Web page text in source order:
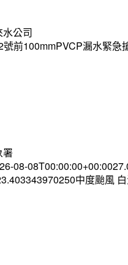
公司
前100mmPVCP漏水緊急
署
08-
中度颱風